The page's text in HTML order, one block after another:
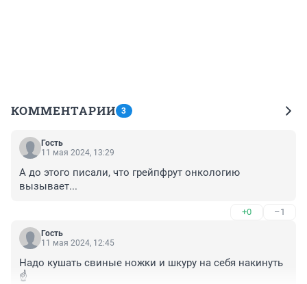
КОММЕНТАРИИ 3
Гость
11 мая 2024, 13:29
А до этого писали, что грейпфрут онкологию
вызывает...
+0 –1
Гость
11 мая 2024, 12:45
Надо кушать свиные ножки и шкуру на себя накинуть
☝️